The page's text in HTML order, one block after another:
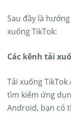
Sau đây là
xuống TikTok:
Các kênh tải
Tải xuống
tìm kiếm ứng
Android, bạn có